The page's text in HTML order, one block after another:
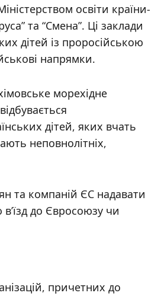
освіти країни-
та “Смена”. Ці заклади
дітей із проросійською
напрямки.
морехідне
дітей, яких вчать
неповнолітніх,
та компаній ЄС надавати
до Євросоюзу чи
причетних до